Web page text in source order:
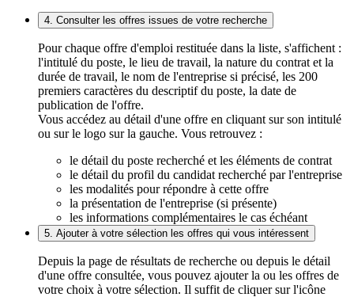
4. Consulter les offres issues de votre recherche
Pour chaque offre d'emploi restituée dans la liste, s'affichent :
l'intitulé du poste, le lieu de travail, la nature du contrat et la
durée de travail, le nom de l'entreprise si précisé, les 200
premiers caractères du descriptif du poste, la date de
publication de l'offre.
Vous accédez au détail d'une offre en cliquant sur son intitulé
ou sur le logo sur la gauche. Vous retrouvez :
le détail du poste recherché et les éléments de contrat
le détail du profil du candidat recherché par l'entreprise
les modalités pour répondre à cette offre
la présentation de l'entreprise (si présente)
les informations complémentaires le cas échéant
5. Ajouter à votre sélection les offres qui vous intéressent
Depuis la page de résultats de recherche ou depuis le détail
d'une offre consultée, vous pouvez ajouter la ou les offres de
votre choix à votre sélection. Il suffit de cliquer sur l'icône